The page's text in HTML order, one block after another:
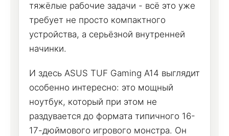
тяжёлые рабочие задачи - всё это уже
требует не просто компактного
устройства, а серьёзной внутренней
начинки.
И здесь ASUS TUF Gaming A14 выглядит
особенно интересно: это мощный
ноутбук, который при этом не
раздувается до формата типичного 16-
17-дюймового игрового монстра. Он